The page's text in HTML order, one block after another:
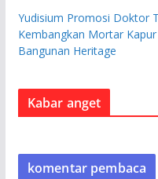
Yudisium Promosi Doktor
Kembangkan Mortar
Bangunan Heritage
Kabar anget
komentar pembaca